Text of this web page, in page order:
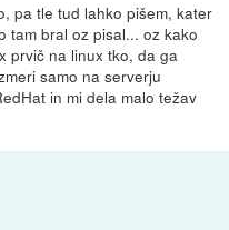
pa tle tud lahko pišem, kater
tam bral oz pisal... oz kako
prvič na linux tko, da ga
samo na serverju
in mi dela malo težav